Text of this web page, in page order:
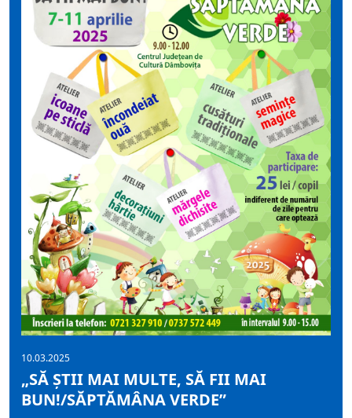
10.03.2025
„SĂ ȘTII MAI MULTE, SĂ FII MAI
BUN!/SĂPTĂMÂNA VERDE”